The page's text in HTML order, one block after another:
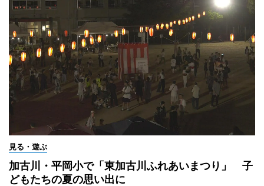
見る・遊ぶ
加古川・平岡小で「東加古川ふれあいまつり」 子
どもたちの夏の思い出に